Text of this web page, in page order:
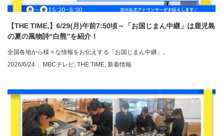
【THE TIME,】6/29(月)午前7:50頃～「お国じまん中継」は鹿児島
の夏の風物詩“白熊”を紹介！
全国各地から様々な情報をお伝えする「お国じまん中継」。
2026/6/24
MBCテレビ THE TIME 新着情報